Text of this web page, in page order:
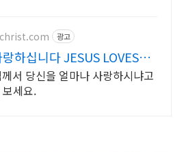
광고
하십니다 JESUS LOVES
서 당신을 얼마나 사랑하시냐고
세요.